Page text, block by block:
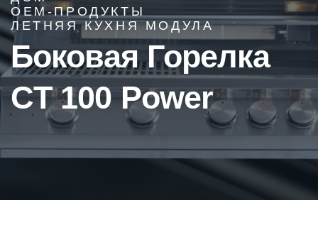
OEM-ПРОДУКТЫ
ЛЕТНЯЯ КУХНЯ МОДУЛА
Боковая Горелка
CT 100 Power